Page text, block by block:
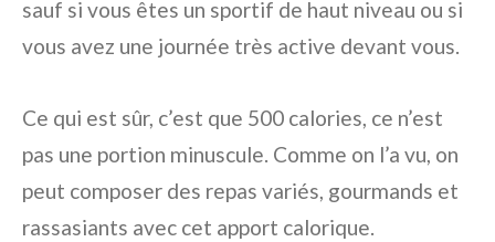
sauf si vous êtes un sportif de haut niveau ou si
vous avez une journée très active devant vous.
Ce qui est sûr, c’est que 500 calories, ce n’est
pas une portion minuscule. Comme on l’a vu, on
peut composer des repas variés, gourmands et
rassasiants avec cet apport calorique.